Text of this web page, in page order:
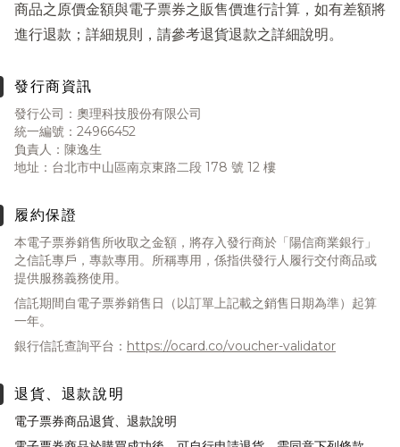
商品之原價金額與電子票券之販售價進行計算，如有差額將
進行退款；詳細規則，請參考退貨退款之詳細說明。
發行商資訊
發行公司：奧理科技股份有限公司
統一編號：24966452
負責人：陳逸生
地址：台北市中山區南京東路二段 178 號 12 樓
履約保證
本電子票券銷售所收取之金額，將存入發行商於「陽信商業銀行」
之信託專戶，專款專用。所稱專用，係指供發行人履行交付商品或
提供服務義務使用。
信託期間自電子票券銷售日（以訂單上記載之銷售日期為準）起算
一年。
銀行信託查詢平台： https://ocard.co/voucher-validator
退貨、退款說明
電子票券商品退貨、退款說明